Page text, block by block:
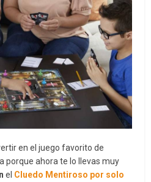
en el juego favorito de
porque ahora te lo llevas muy
el Cluedo Mentiroso por solo